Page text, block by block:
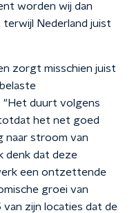
worden wij dan
terwijl Nederland juist
zorgt misschien juist
"Het duurt volgens
het net goed
naar stroom van
denk dat deze
een ontzettende
groei van
van zijn locaties dat de